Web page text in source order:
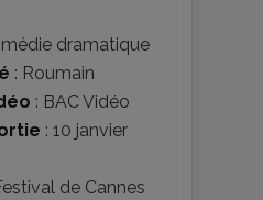
dramatique
: Roumain
: BAC Vidéo
: 10 janvier
de Cannes